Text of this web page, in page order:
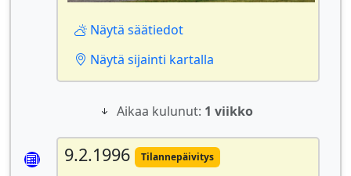
Näytä säätiedot
Näytä sijainti kartalla
Aikaa kulunut: 1 viikko
9.2.1996 Tilannepäivitys